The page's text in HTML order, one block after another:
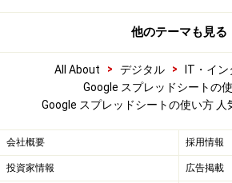
他のテーマも見る
All About > デジタル > IT・イ
Google スプレッドシートの
Google スプレッドシートの使い方 人
会社概要 採用情報
投資家情報 広告掲載